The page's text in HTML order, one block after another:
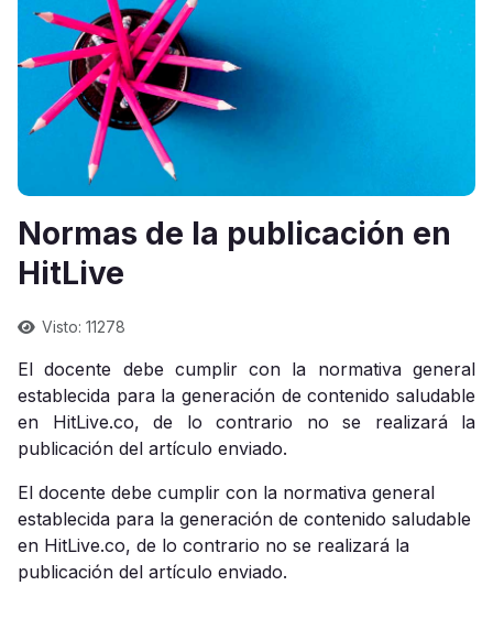
Normas de la publicación en
HitLive
Visto: 11278
El docente debe cumplir con la normativa general
establecida para la generación de contenido saludable
en HitLive.co, de lo contrario no se realizará la
publicación del artículo enviado.
El docente debe cumplir con la normativa general
establecida para la generación de contenido saludable
en HitLive.co, de lo contrario no se realizará la
publicación del artículo enviado.